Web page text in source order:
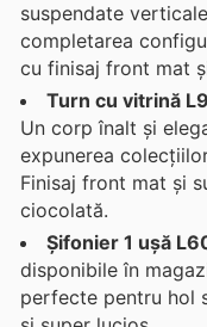
suspendate
completarea
cu finisaj front mat
Turn cu vitrină
Un corp înalt și
expunerea
Finisaj front mat și
ciocolată.
Șifonier 1 ușă
disponibile în
perfecte pentru hol